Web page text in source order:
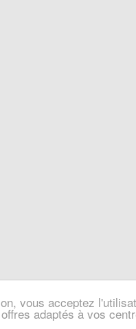
vous acceptez
adaptés à vos